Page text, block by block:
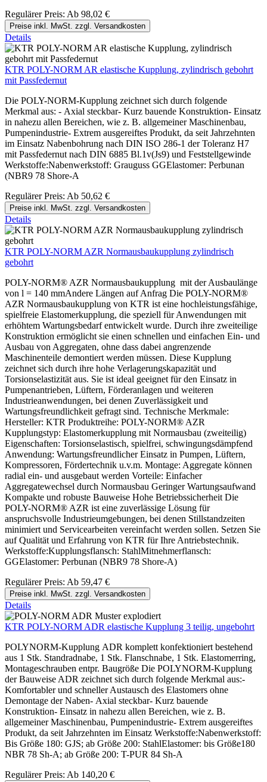
Regulärer Preis: Ab 98,02 €
Preise inkl. MwSt. zzgl. Versandkosten
Details
KTR POLY-NORM AR elastische Kupplung, zylindrisch gebohrt
mit Passfedernut
Die POLY-NORM-Kupplung zeichnet sich durch folgende
Merkmal aus: - Axial steckbar- Kurz bauende Konstruktion- Einsatz
in nahezu allen Bereichen, wie z. B. allgemeiner Maschinenbau,
Pumpenindustrie- Extrem ausgereiftes Produkt, da seit Jahrzehnten
im Einsatz Nabenbohrung nach DIN ISO 286-1 der Toleranz H7
mit Passfedernut nach DIN 6885 Bl.1v(Js9) und Feststellgewinde
Werkstoffe:Nabenwerkstoff: Grauguss GGElastomer: Perbunan
(NBR9 78 Shore-A
Regulärer Preis: Ab 50,62 €
Preise inkl. MwSt. zzgl. Versandkosten
Details
KTR POLY-NORM AZR Normausbaukupplung zylindrisch
gebohrt
POLY-NORM® AZR Normausbaukupplung mit der Ausbaulänge
von l = 140 mmAndere Längen auf Anfrag Die POLY-NORM®
AZR Normausbaukupplung von KTR ist eine hochleistungsfähige,
spielfreie Elastomerkupplung, die speziell für Anwendungen mit
erhöhtem Wartungsbedarf entwickelt wurde. Durch ihre zweiteilige
Konstruktion ermöglicht sie einen schnellen und einfachen Ein- und
Ausbau von Aggregaten, ohne dass dabei angrenzende
Maschinenteile demontiert werden müssen. Diese Kupplung
zeichnet sich durch ihre hohe Verlagerungskapazität und
Torsionselastizität aus. Sie ist ideal geeignet für den Einsatz in
Pumpenantrieben, Lüftern, Förderanlagen und weiteren
Industrieanwendungen, bei denen Zuverlässigkeit und
Wartungsfreundlichkeit gefragt sind. Technische Merkmale:
Hersteller: KTR Produktreihe: POLY-NORM® AZR
Kupplungstyp: Elastomerkupplung mit Normausbau (zweiteilig)
Eigenschaften: Torsionselastisch, spielfrei, schwingungsdämpfend
Anwendung: Wartungsfreundlicher Einsatz in Pumpen, Lüftern,
Kompressoren, Fördertechnik u.v.m. Montage: Aggregate können
radial ein- und ausgebaut werden Vorteile: Einfacher
Aggregatewechsel durch Normausbau Geringer Wartungsaufwand
Kompakte und robuste Bauweise Hohe Betriebssicherheit Die
POLY-NORM® AZR ist eine zuverlässige Lösung für
anspruchsvolle Industrieumgebungen, bei denen Stillstandzeiten
minimiert und Servicearbeiten vereinfacht werden sollen. Setzen Sie
auf Qualität und Erfahrung von KTR für Ihre Antriebstechnik.
Werkstoffe:Kupplungsflansch: StahlMitnehmerflansch:
GGElastomer: Perbunan (NBR9 78 Shore-A)
Regulärer Preis: Ab 59,47 €
Preise inkl. MwSt. zzgl. Versandkosten
Details
KTR POLY-NORM ADR elastische Kupplung 3 teilig, ungebohrt
POLYNORM-Kupplung ADR komplett konfektioniert bestehend
aus 1 Stk. Standradnabe, 1 Stk. Flanschnabe, 1 Stk. Elastomerring,
Montageschrauben entpr. Baugröße Die POLYNORM-Kupplung
der Bauweise ADR zeichnet sich durch folgende Merkmal aus:-
Komfortabler und schneller Austausch des Elastomers ohne
Demontage der Naben- Axial steckbar- Kurz bauende
Konstruktion- Einsatz in nahezu allen Bereichen, wie z. B.
allgemeiner Maschinenbau, Pumpenindustrie- Extrem ausgereiftes
Produkt, da seit Jahrzehnten im Einsatz Werkstoffe:Nabenwerkstoff:
Bis Größe 180: GJS; ab Größe 200: StahlElastomer: bis Größe180
NBR 78 Sh-A; ab Größe 200: T-PUR 84 Sh-A
Regulärer Preis: Ab 140,20 €